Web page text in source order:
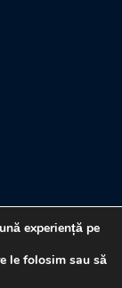
experiență pe
le folosim sau să